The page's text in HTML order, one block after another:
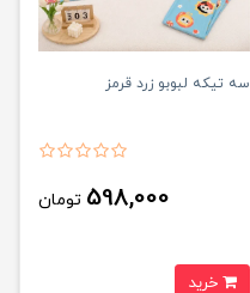
سه تیکه لبوبو زرد قرمز
598,000 تومان